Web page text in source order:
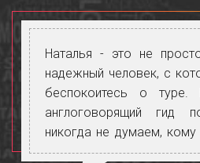
Наталья - это не
надежный человек, с
беспокоитесь о
англоговорящий гид
никогда не думаем,
самое главное знать,